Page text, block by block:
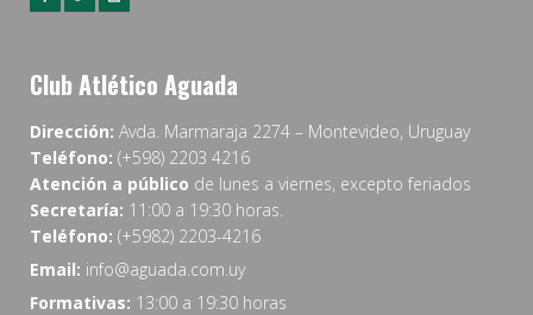
Club Atlético Aguada
Dirección: Avda. Marmaraja 2274 – Montevideo, Uruguay
Teléfono: (+598) 2203 4216
Atención a público de lunes a viernes, excepto feriados
Secretaría: 11:00 a 19:30 horas.
Teléfono: (+5982) 2203-4216
Email: info@aguada.com.uy
Formativas: 13:00 a 19:30 horas